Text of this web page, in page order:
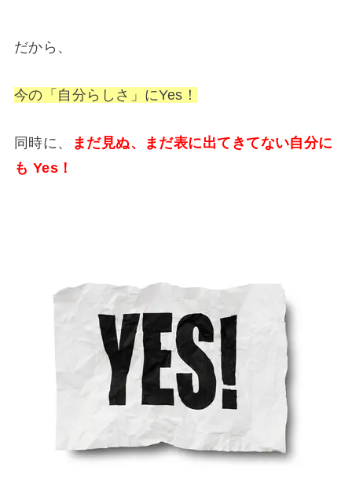
だから、
今の「自分らしさ」にYes！
同時に、
まだ見ぬ、まだ表に出てきてない自分に
も Yes！